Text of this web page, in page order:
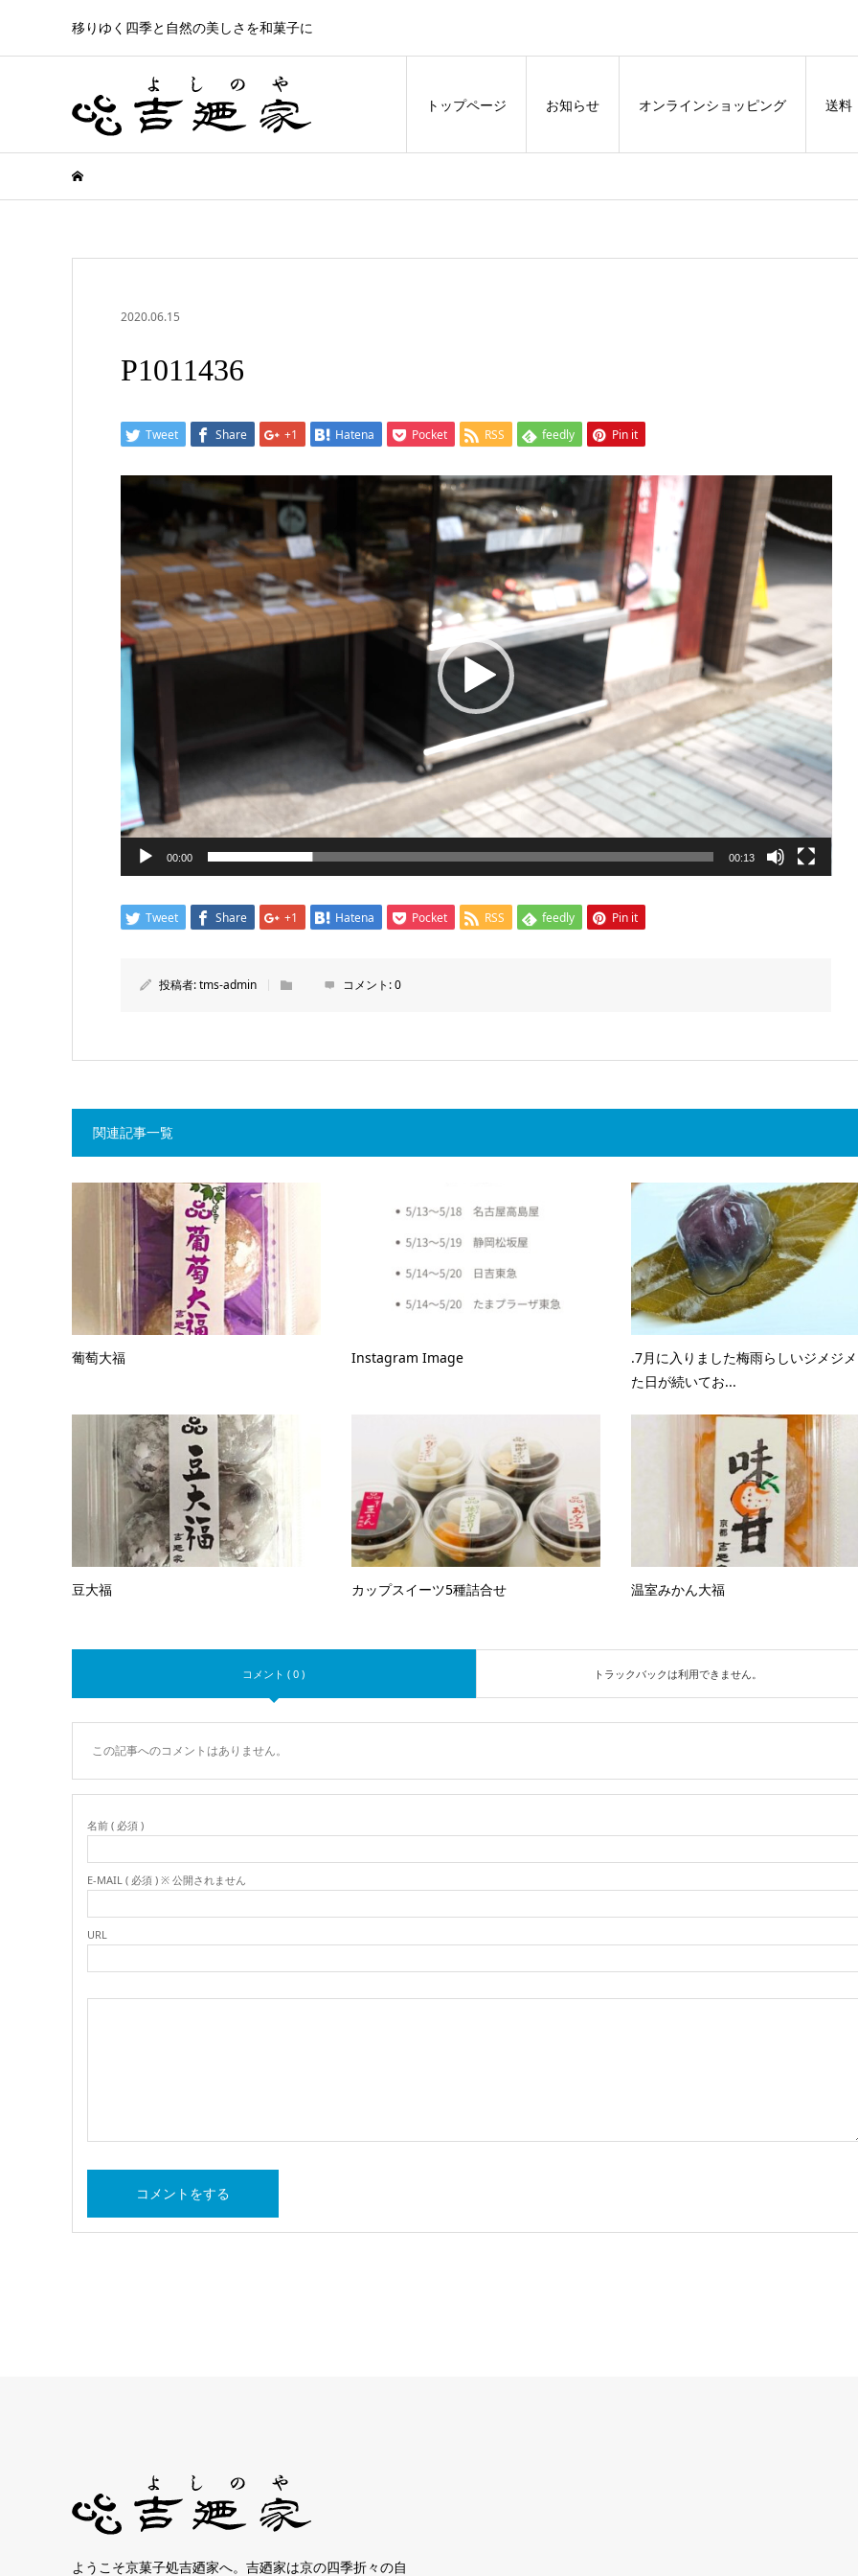
移りゆく四季と自然の美しさを和菓子に
トップページ お知らせ オンラインショッピング 送料
2020.06.15
P1011436
Tweet Share +1 Hatena Pocket RSS feedly Pin it
画
プ
ー
ヤ
ー
00:00 00:13
Tweet Share +1 Hatena Pocket RSS feedly Pin it
投稿者:tms-admin コメント:0
関連記事一覧
葡萄大福 Instagram Image
.7月に入りました梅雨らしいジメジ
た日が続いてお...
豆大福 カップスイーツ5種詰合せ 温室みかん大福
コメント ( 0 ) トラックバックは利用できません。
この記事へのコメントはありません。
名前 ( 必須 )
E-MAIL ( 必須 ) ※ 公開されません
URL
ようこそ京菓子処吉廼家へ。吉廼家は京の四季折々の自